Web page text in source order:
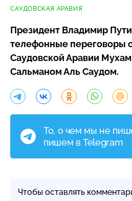
САУДОВСКАЯ АРАВИЯ
Президент Владимир
телефонные переговоры
Саудовской Аравии
Сальманом Аль Саудом.
То, о чем мы не
пишем в Telegram
Чтобы оставлять